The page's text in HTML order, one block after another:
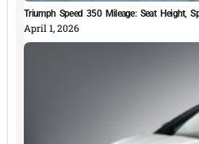
Triumph Speed 350 Mileage: Seat Height,
April 1, 2026